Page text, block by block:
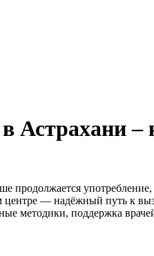
–
продолжается
— надёжный путь к
методики, поддержка